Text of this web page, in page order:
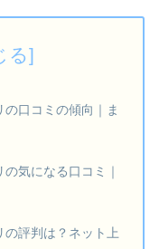
口コミの傾向｜ま
気になる口コミ｜
の評判は？ネット上